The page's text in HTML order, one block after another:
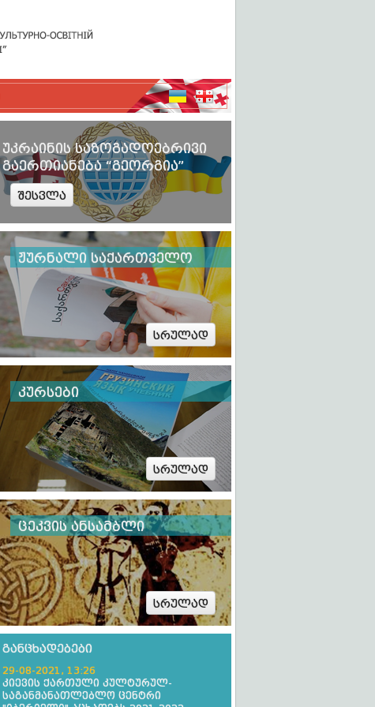
უკრაინის საზოგადოებრივი
გაერთიანება “გეორგია”
შესვლა
ჟურნალი საქართველო
სრულად
კურსები
სრულად
ცეკვის ანსამბლი
სრულად
განცხადებები
29-08-2021, 13:26
კიევის ქართული კულტურულ-
საგანმანათლებლო ცენტრი